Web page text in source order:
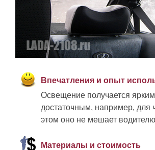
Впечатления и опыт
Освещение получается
достаточным, например, для
этом оно не мешает
Материалы и стоимость